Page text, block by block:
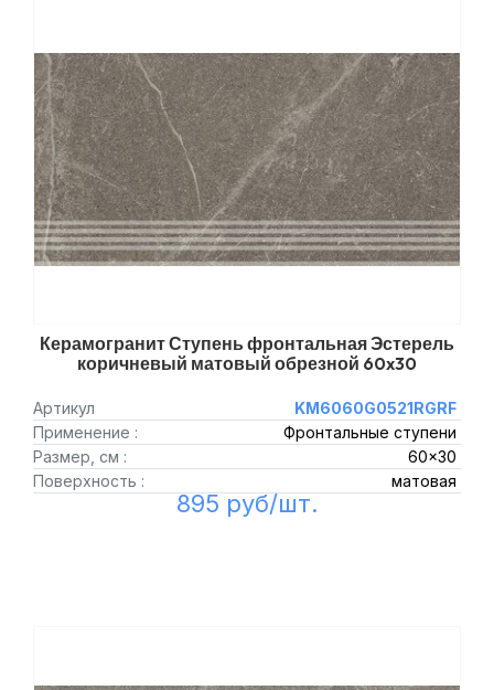
Керамогранит Ступень фронтальная Эстерель
коричневый матовый обрезной 60x30
Артикул
KM6060G0521RGRF
Применение :
Фронтальные ступени
Размер, см :
60x30
Поверхность :
матовая
895 руб/шт.